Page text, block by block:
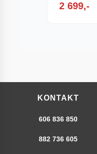
2 699,-
KONTAKT
606 836 850
882 736 605